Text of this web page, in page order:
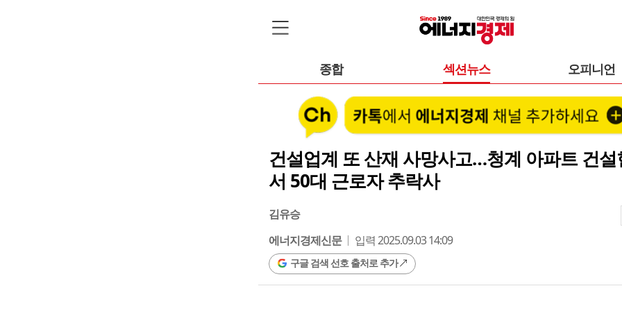
종합 섹션뉴스 오피니언
건설업계 또 산재 사망사고…청계 아파트 건설
서 50대 근로자 추락사
김유승
에너지경제신문
입력 2025.09.03 14:09
구글 검색 선호 출처로 추가